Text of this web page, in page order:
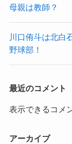
母親は教師？
川口侑斗は北白
野球部！
最近のコメント
表示できるコメ
アーカイブ